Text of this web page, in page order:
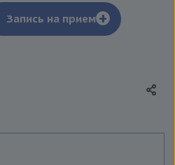
Запись на прием +